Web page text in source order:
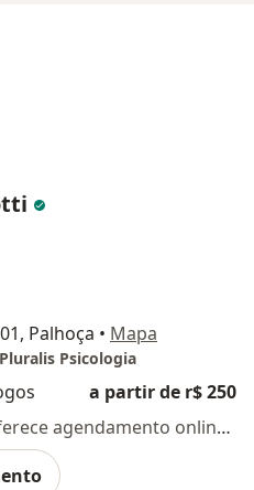
Palhoça • Mapa
Psicologia
a partir de r$ 250
Esse especialista não oferece agendamento online para esse endereço.